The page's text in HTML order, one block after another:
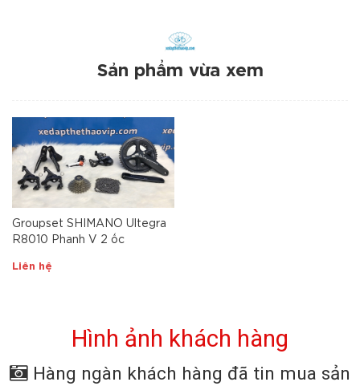
Sản phẩm vừa xem
Groupset SHIMANO Ultegra
R8010 Phanh V 2 ốc
Liên hệ
Hình ảnh khách hàng
Hàng ngàn khách hàng đã tin mua sản